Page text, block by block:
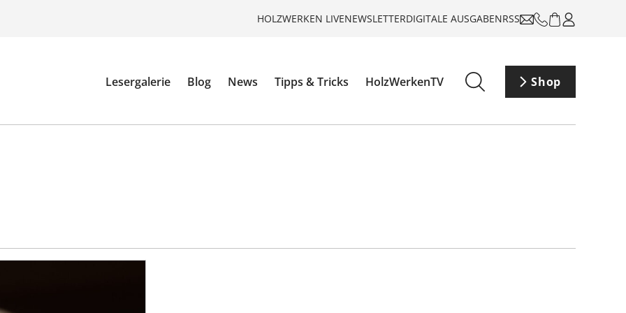
HOLZWERKEN LIVENEWSLETTERDIGITALE AUSGABENRSS
Lesergalerie Blog News Tipps & Tricks HolzWerkenTV Shop